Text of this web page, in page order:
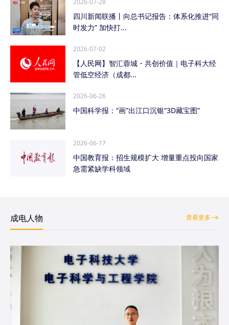
四川新闻联播丨向总书记报告：体系化推进“同
时发力” 加快打...
2026-07-02
【人民网】智汇蓉城・共创价值｜电子科大经
管低空经济（成都...
2026-06-26
中国科学报：“画”出江口沉银“3D藏宝图”
2026-06-17
中国教育报：招生规模扩大 增量重点投向国家
急需紧缺学科领域
成电人物 查看更多